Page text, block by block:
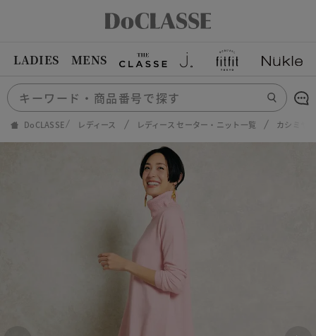
LADIES MENS
DoCLASSE レディース レディース セーター・ニット一覧 カシミヤ